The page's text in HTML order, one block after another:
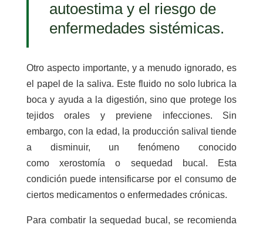
autoestima y el riesgo de
enfermedades sistémicas.
Otro aspecto importante, y a menudo ignorado, es
el papel de la saliva. Este fluido no solo lubrica la
boca y ayuda a la digestión, sino que protege los
tejidos orales y previene infecciones. Sin
embargo, con la edad, la producción salival tiende
a disminuir, un fenómeno conocido
como xerostomía o sequedad bucal. Esta
condición puede intensificarse por el consumo de
ciertos medicamentos o enfermedades crónicas.
Para combatir la sequedad bucal, se recomienda